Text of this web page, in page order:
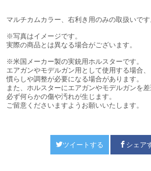
マルチカムカラー、右利き用のみの取扱いです
※写真はイメージです。
実際の商品とは異なる場合がございます。
※米国メーカー製の実銃用ホルスターです。
エアガンやモデルガン用として使用する場合、
慣らしや調整が必要になる場合があります。
また、ホルスターにエアガンやモデルガンを差
必ず何らかの傷や汚れが生じます。
ご留意くださいますようお願いいたします。
ツイートする シェア